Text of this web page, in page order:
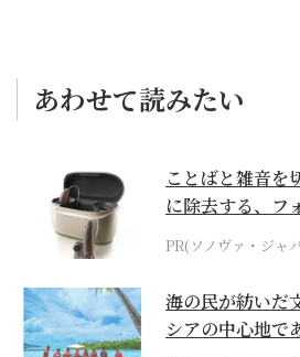
あわせて読みたい
ことばと雑音を
に除去する、フ
位モデル
PR(ソノヴァ・ジャ
海の民が紡いだ
シアの中心地で